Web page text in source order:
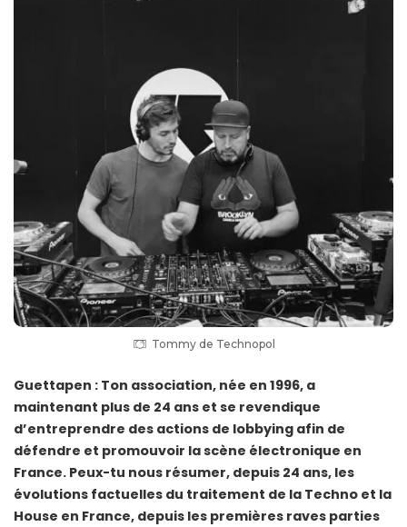
Tommy de Technopol
Guettapen : Ton association, née en 1996, a
maintenant plus de 24 ans et se revendique
d’entreprendre des actions de lobbying afin de
défendre et promouvoir la scène électronique en
France. Peux-tu nous résumer, depuis 24 ans, les
évolutions factuelles du traitement de la Techno et la
House en France, depuis les premières raves parties